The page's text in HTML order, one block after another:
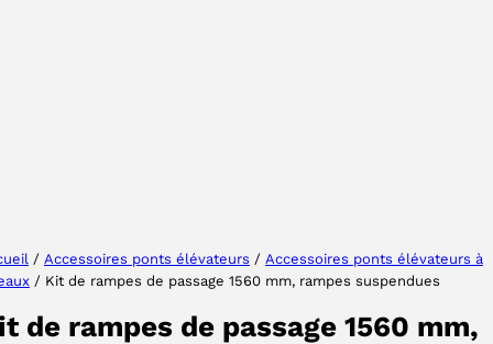
/ Accessoires ponts élévateurs / Accessoires ponts élévateurs à
/ Kit de rampes de passage 1560 mm, rampes suspendues
de rampes de passage 1560 mm,
ACCEPTER